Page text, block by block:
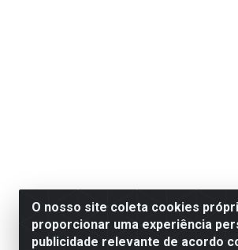
O nosso site coleta cookies
proporcionar uma experiência
publicidade relevante de acordo